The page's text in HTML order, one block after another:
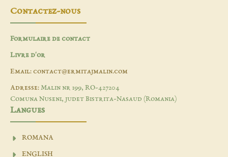
Contactez-nous
Formulaire de contact
Livre d'or
Email: contact@ermitajmalin.com
Adresse: Malin nr 199, RO-427204
Comuna Nuseni, judet Bistrita-Nasaud (Romania)
Langues
ROMANA
ENGLISH